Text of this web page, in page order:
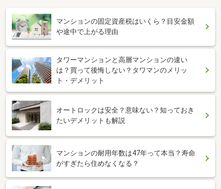
マンションの固定資産税はいくら？目安金額
や途中で上がる理由
タワーマンションと高層マンションの違い
は？買って後悔しない？タワマンのメリッ
ト・デメリット
オートロックは安全？意味ない？知っておき
たいデメリットも解説
マンションの耐用年数は47年って本当？寿命
がすぎたら住めなくなる？